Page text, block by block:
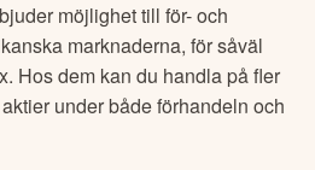
möjlighet till för- och
marknaderna, för såväl
Hos dem kan du handla på fler
under både förhandeln och